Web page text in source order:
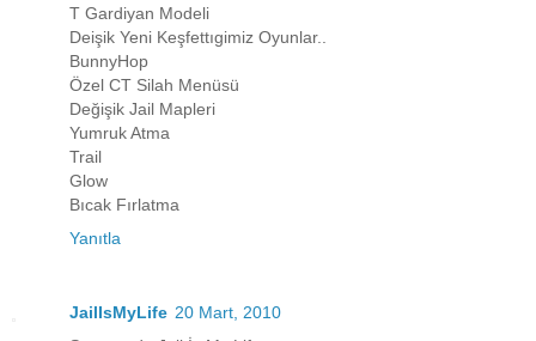
T Gardiyan Modeli
Deişik Yeni Keşfettıgimiz Oyunlar..
BunnyHop
Özel CT Silah Menüsü
Değişik Jail Mapleri
Yumruk Atma
Trail
Glow
Bıcak Fırlatma
Yanıtla
JailIsMyLife 20 Mart, 2010